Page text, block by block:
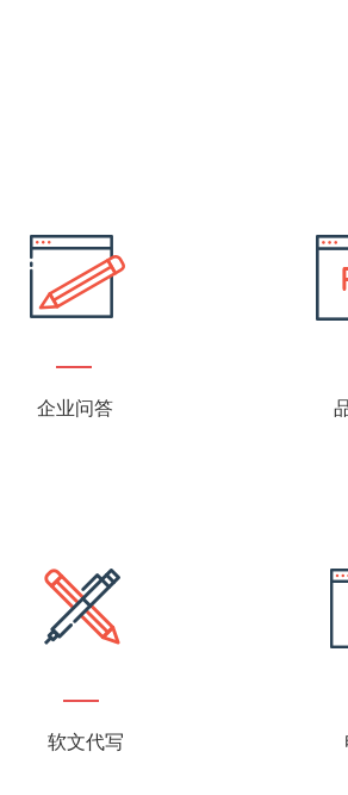
企业问答
软文代写